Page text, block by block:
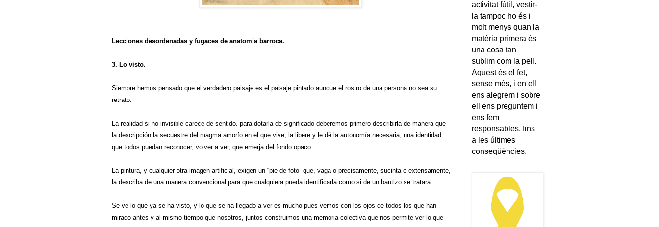
Lecciones desordenadas y fugaces de anatomía barroca.
3. Lo visto.
Siempre hemos pensado que el verdadero paisaje es el paisaje pintado aunque el rostro de una persona no sea su
retrato.
La realidad si no invisible carece de sentido, para dotarla de significado deberemos primero describirla de manera que
la descripción la secuestre del magma amorfo en el que vive, la libere y le dé la autonomía necesaria, una identidad
que todos puedan reconocer, volver a ver, que emerja del fondo opaco.
La pintura, y cualquier otra imagen artificial, exigen un “pie de foto” que, vaga o precisamente, sucinta o extensamente,
la describa de una manera convencional para que cualquiera pueda identificarla como si de un bautizo se tratara.
Se ve lo que ya se ha visto, y lo que se ha llegado a ver es mucho pues vemos con los ojos de todos los que han
mirado antes y al mismo tiempo que nosotros, juntos construimos una memoria colectiva que nos permite ver lo que
activitat fútil, vestir-
la tampoc ho és i
molt menys quan la
matèria primera és
una cosa tan
sublim com la pell.
Aquest és el fet,
sense més, i en ell
ens alegrem i sobre
ell ens preguntem i
ens fem
responsables, fins
a les últimes
conseqüències.